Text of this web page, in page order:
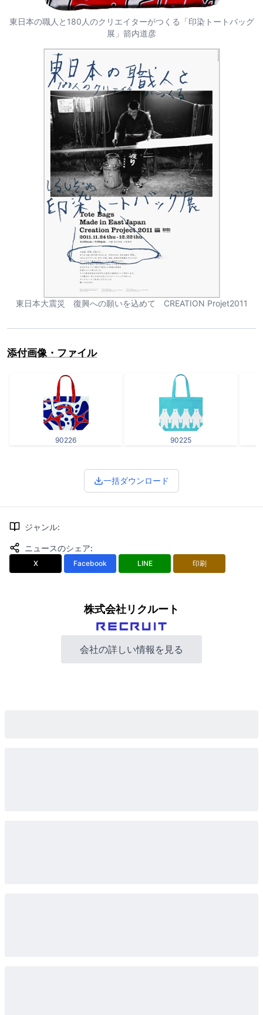
東日本の職人と180人のクリエイターがつくる「印染トートバッグ
展」箭内道彦
東日本大震災 復興への願いを込めて CREATION Projet2011
添付画像・ファイル
90226 90225
一括ダウンロード
ジャンル:
ニュースのシェア:
X Facebook LINE 印刷
株式会社リクルート
会社の詳しい情報を見る